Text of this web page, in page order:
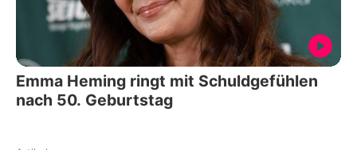
Emma Heming ringt mit Schuldgefühlen
nach 50. Geburtstag